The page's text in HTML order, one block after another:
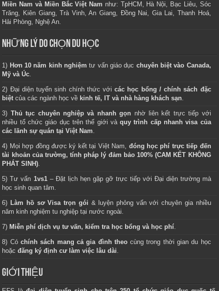
Miền Nam và Miền Bắc Việt Nam như: TpHCM, Hà Nội, Bạc Liêu, Sóc
Trăng, Kiên Giang, Trà Vinh, An Giang, Đồng Nai, Gia Lai, Thanh Hoá,
Hải Phòng, Nghệ An.
NHỮNG LÝ DO CHỌN DU HỌC
1) Hơn 10 năm kinh nghiệm tư vấn giáo dục chuyên biệt vào Canada,
Mỹ và Úc.
2) Đại diện tuyển sinh chính thức vớicác học bổng / chính sách đặc
biệt của các ngành học về kinh tế, IT và nhà hàng khách sạn.
3) Thủ tục chuyên nghiệp và nhanh gọn nhờ liên kết trực tiếp với
nhiều tổ chức giáo dục trên thế giới vàquy trình cấp nhanh visa của
các lãnh sự quán tại Việt Nam.
4) Mọi hợp đồng được ký kết tại Việt Nam, đóng học phí trực tiếp đến
tài khoản của trường, tính pháp lý đảm bảo 100% (CAM KẾT KHÔNG
PHÁT SINH).
5) Tư vấn 1vs1– Đặt lịch hẹn gặp gỡ trực tiếp với Đại diện trường mà
học sinh quan tâm.
6) Làm hồ sơ Visa trọn gói & luyện phỏng vấn với chuyên gia nhiều
năm kinh nghiệm tu nghiệp tại nước ngoài.
7) Miễn phí dịch vụ tư vấn, kiểm tra học bổng và học phí.
8) Cóchính sách mang cả gia đình theocùng trong thời gian du học
hoặcđăng ký định cư làm việc lâu dài.
GIỚI THIỆU